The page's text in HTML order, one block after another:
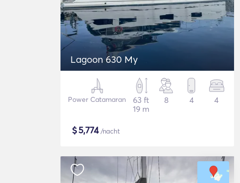
Lagoon 630 My
Power Catamaran
63 ft
19 m
8 4 4
$5,774/nacht